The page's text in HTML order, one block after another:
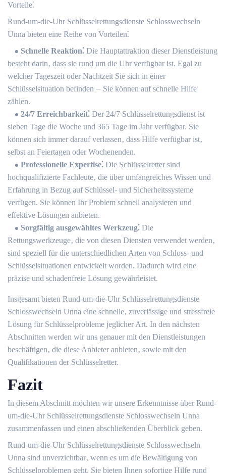
Vorteile⁚
Rund-um-die-Uhr Schlüsselrettungsdienste Schlosswechseln
Unna bieten eine Reihe von Vorteilen⁚
Schnelle Reaktion⁚ Die Hauptattraktion dieser Dienstleistung
besteht darin‚ dass sie rund um die Uhr verfügbar ist.​ Egal zu
welcher Tageszeit oder Nachtzeit Sie sich in einer
Schlüsselsituation befinden ⏤ Sie können auf schnelle Hilfe
zählen.
24/7 Erreichbarkeit⁚ Der 24/7 Schlüsselrettungsdienst ist
sieben Tage die Woche und 365 Tage im Jahr verfügbar. Sie
können sich immer darauf verlassen‚ dass Hilfe verfügbar ist‚
selbst an Feiertagen oder Wochenenden.​
Professionelle Expertise⁚ Die Schlüsselretter sind
hochqualifizierte Fachleute‚ die über umfangreiches Wissen und
Erfahrung in Bezug auf Schlüssel- und Sicherheitssysteme
verfügen.​ Sie können Ihr Problem schnell analysieren und
effektive Lösungen anbieten.​
Sorgfältig ausgewähltes Werkzeug⁚ Die
Rettungswerkzeuge‚ die von diesen Diensten verwendet werden‚
sind speziell für die unterschiedlichen Arten von Schloss- und
Schlüsselsituationen entwickelt worden.​ Dadurch wird eine
präzise und schadenfreie Lösung gewährleistet.​
Insgesamt bieten Rund-um-die-Uhr Schlüsselrettungsdienste
Schlosswechseln Unna eine schnelle‚ zuverlässige und stressfreie
Lösung für Schlüsselprobleme jeglicher Art.​ In den nächsten
Abschnitten werden wir uns genauer mit den Dienstleistungen
beschäftigen‚ die diese Anbieter anbieten‚ sowie mit den
Qualifikationen der Schlüsselretter.​
Fazit
In diesem Abschnitt möchten wir unsere Erkenntnisse über Rund-
um-die-Uhr Schlüsselrettungsdienste Schlosswechseln Unna
zusammenfassen und einen abschließenden Überblick geben.​
Rund-um-die-Uhr Schlüsselrettungsdienste Schlosswechseln
Unna sind unverzichtbar‚ wenn es um die Bewältigung von
Schlüsselproblemen geht. Sie bieten Ihnen sofortige Hilfe rund